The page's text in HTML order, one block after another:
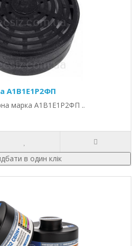
А1В1Е1Р2ФП
марка А1В1Е1Р2ФП ..
в один клік